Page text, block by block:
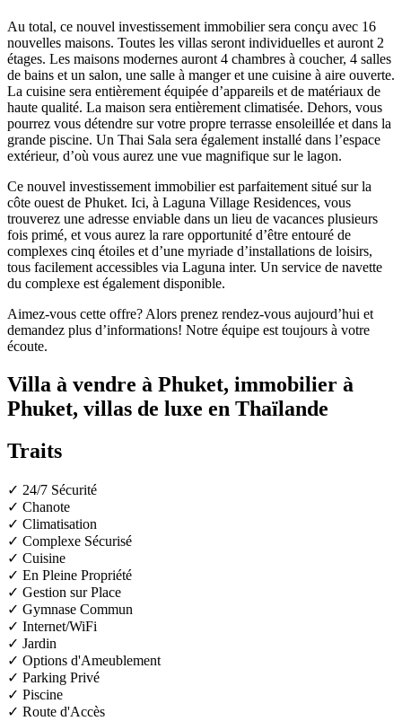
Au total, ce nouvel investissement immobilier sera conçu avec 16
nouvelles maisons. Toutes les villas seront individuelles et auront 2
étages. Les maisons modernes auront 4 chambres à coucher, 4 salles
de bains et un salon, une salle à manger et une cuisine à aire ouverte.
La cuisine sera entièrement équipée d’appareils et de matériaux de
haute qualité. La maison sera entièrement climatisée. Dehors, vous
pourrez vous détendre sur votre propre terrasse ensoleillée et dans la
grande piscine. Un Thai Sala sera également installé dans l’espace
extérieur, d’où vous aurez une vue magnifique sur le lagon.
Ce nouvel investissement immobilier est parfaitement situé sur la
côte ouest de Phuket. Ici, à Laguna Village Residences, vous
trouverez une adresse enviable dans un lieu de vacances plusieurs
fois primé, et vous aurez la rare opportunité d’être entouré de
complexes cinq étoiles et d’une myriade d’installations de loisirs,
tous facilement accessibles via Laguna inter. Un service de navette
du complexe est également disponible.
Aimez-vous cette offre? Alors prenez rendez-vous aujourd’hui et
demandez plus d’informations! Notre équipe est toujours à votre
écoute.
Villa à vendre à Phuket, immobilier à
Phuket, villas de luxe en Thaïlande
Traits
✓ 24/7 Sécurité
✓ Chanote
✓ Climatisation
✓ Complexe Sécurisé
✓ Cuisine
✓ En Pleine Propriété
✓ Gestion sur Place
✓ Gymnase Commun
✓ Internet/WiFi
✓ Jardin
✓ Options d'Ameublement
✓ Parking Privé
✓ Piscine
✓ Route d'Accès